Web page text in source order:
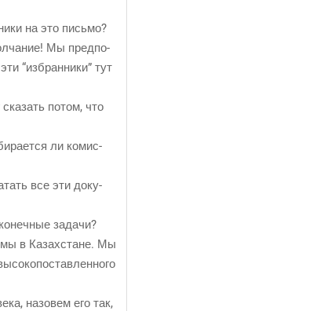
на это письмо?
Мы пред­по­
“избран­ни­ки” тут
потом, что
ли комис­
все эти доку­
задачи?
в Казах­стане. Мы
назо­вем его так,